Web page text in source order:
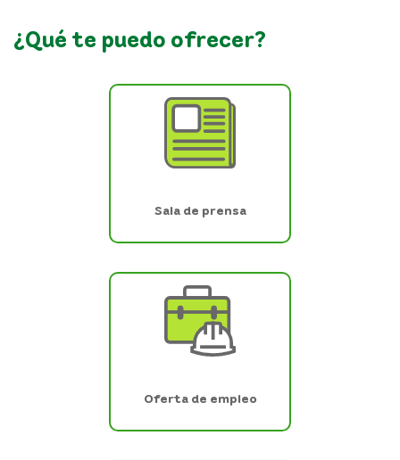
¿Qué te puedo ofrecer?
Sala de prensa
Oferta de empleo